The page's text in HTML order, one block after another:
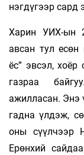
нэгдүгээр сард
Харин УИХ-ын
авсан тул
ёс” эвсэл,
газраа
ажилласан. Энэ
гадна үлдэж,
оны сүүлчээр
Ерөнхий